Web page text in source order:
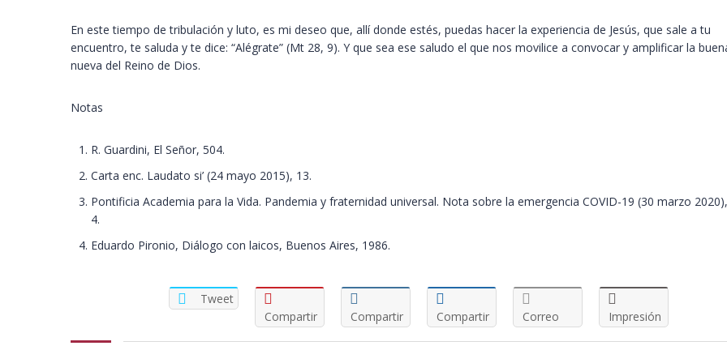
En este tiempo de tribulación y luto, es mi deseo que, allí donde estés, puedas hacer la experiencia de Jesús, que sale a tu
encuentro, te saluda y te dice: “Alégrate” (Mt 28, 9). Y que sea ese saludo el que nos movilice a convocar y amplificar la
nueva del Reino de Dios.
Notas
R. Guardini, El Señor, 504.
Carta enc. Laudato si’ (24 mayo 2015), 13.
Pontificia Academia para la Vida. Pandemia y fraternidad universal. Nota sobre la emergencia COVID-19 (30 marzo
4.
Eduardo Pironio, Diálogo con laicos, Buenos Aires, 1986.
Tweet
Compartir
Compartir Compartir Correo Impresión